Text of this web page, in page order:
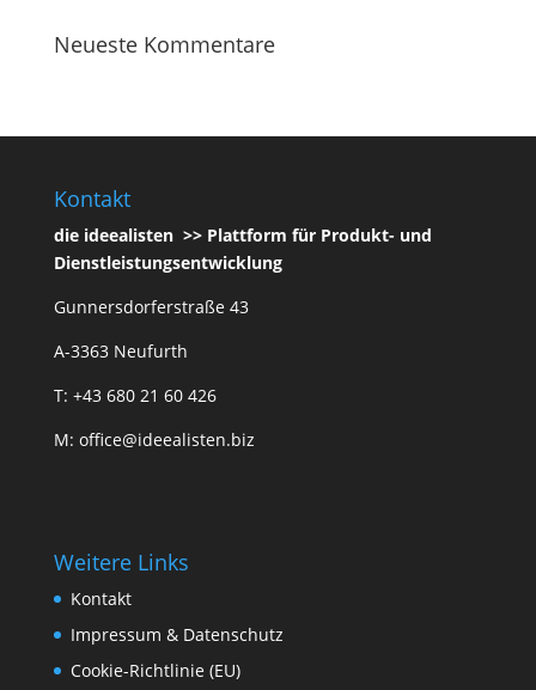
Neueste Kommentare
Kontakt
die ideealisten >> Plattform für Produkt- und
Dienstleistungsentwicklung
Gunnersdorferstraße 43
A-3363 Neufurth
T: +43 680 21 60 426
M: office@ideealisten.biz
Weitere Links
Kontakt
Impressum & Datenschutz
Cookie-Richtlinie (EU)